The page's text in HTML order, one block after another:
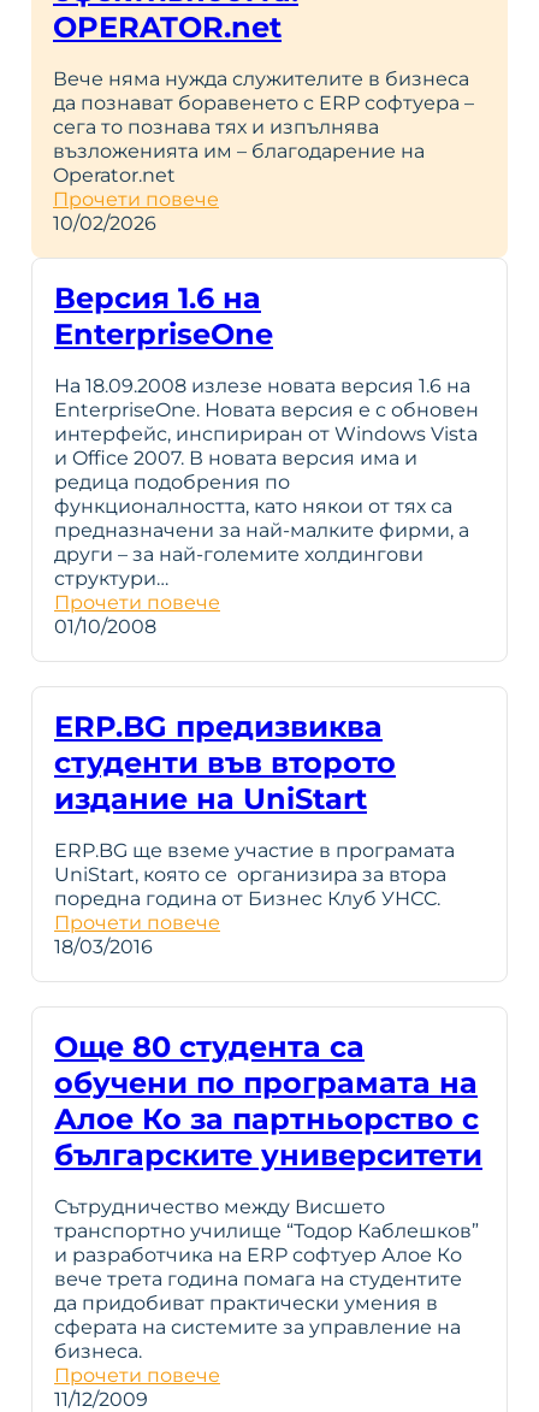
OPERATOR.net
Вече няма нужда служителите в бизнеса
да познават боравенето с ERP софтуера –
сега то познава тях и изпълнява
възложенията им – благодарение на
Operator.net
Прочети повече
10/02/2026
Версия 1.6 на
EnterpriseOne
На 18.09.2008 излезе новата версия 1.6 на
EnterpriseOne. Новата версия е с обновен
интерфейс, инспириран от Windows Vista
и Office 2007. В новата версия има и
редица подобрения по
функционалността, като някои от тях са
предназначени за най-малките фирми, а
други – за най-големите холдингови
структури…
Прочети повече
01/10/2008
ERP.BG предизвиква
студенти във второто
издание на UniStart
ERP.BG ще вземе участие в програмата
UniStart, която се организира за втора
поредна година от Бизнес Клуб УНСС.
Прочети повече
18/03/2016
Още 80 студента са
обучени по програмата на
Алое Ко за партньорство с
българските университети
Сътрудничество между Висшето
транспортно училище “Тодор Каблешков”
и разработчика на ERP софтуер Алое Ко
вече трета година помага на студентите
да придобиват практически умения в
сферата на системите за управление на
бизнеса.
Прочети повече
11/12/2009